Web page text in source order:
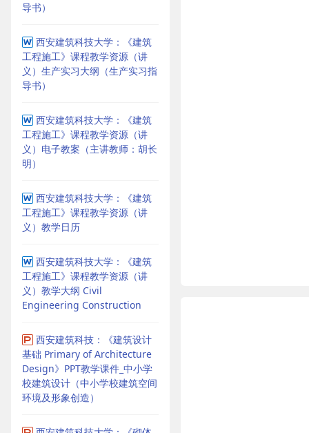
导书）
西安建筑科技大学：《建筑
工程施工》课程教学资源（讲
义）生产实习大纲（生产实习指
导书）
西安建筑科技大学：《建筑
工程施工》课程教学资源（讲
义）电子教案（主讲教师：胡长
明）
西安建筑科技大学：《建筑
工程施工》课程教学资源（讲
义）教学日历
西安建筑科技大学：《建筑
工程施工》课程教学资源（讲
义）教学大纲 Civil
Engineering Construction
西安建筑科技：《建筑设计
基础 Primary of Architecture
Design》PPT教学课件_中小学
校建筑设计（中小学校建筑空间
环境及形象创造）